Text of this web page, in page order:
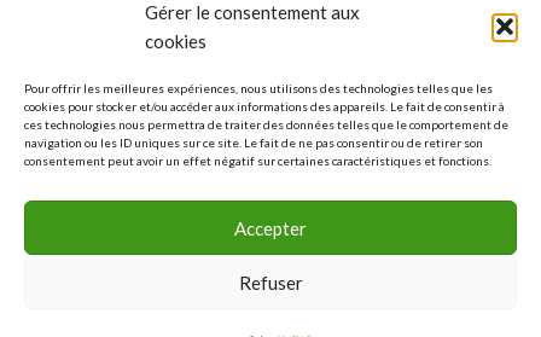
Gérer le consentement aux
cookies
Pour offrir les meilleures expériences, nous utilisons des technologies telles que les
cookies pour stocker et/ou accéder aux informations des appareils. Le fait de consentir à
ces technologies nous permettra de traiter des données telles que le comportement de
navigation ou les ID uniques sur ce site. Le fait de ne pas consentir ou de retirer son
consentement peut avoir un effet négatif sur certaines caractéristiques et fonctions.
Accepter
Refuser
Partage photossécurisé
Consultations
Idées et guide pourAccueil de loisirs
Agence web :Création de site à Genève
Découvrez leservice d’e-réputation